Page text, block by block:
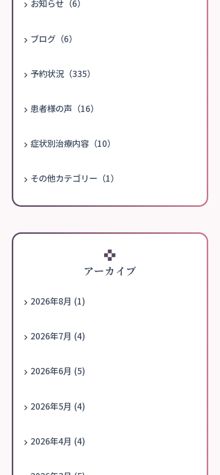
お知らせ（6）
ブログ（6）
予約状況（335）
患者様の声（16）
症状別治療内容（10）
その他カテゴリー（1）
アーカイブ
2026年8月 (1)
2026年7月 (4)
2026年6月 (5)
2026年5月 (4)
2026年4月 (4)